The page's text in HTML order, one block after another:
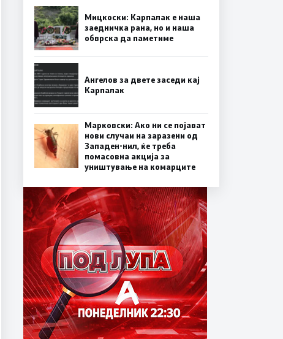
Мицкоски: Карпалак е наша
заедничка рана, но и наша
обврска да паметиме
Ангелов за двете заседи кај
Карпалак
Марковски: Ако ни се појават
нови случаи на заразени од
Западен-нил, ќе треба
помасовна акција за
уништување на комарците